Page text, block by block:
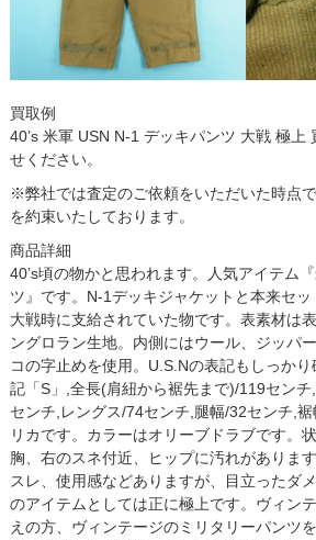
買取例
40’s 米軍 USN N-1 デッキパンツ 大戦 極上
せください。
※弊社では査定のご依頼をいただいた時点で
を約束いたしております。
商品詳細
40’s頃の物かと思われます。人気アイテム
ツ』です。N-1デッキジャケットと本来セ
大戦時に支給されていた物です。表素材は
ングロラン生地。内側にはウール、ジッパ
コの字止めを使用。U.S.Nの表記もしっか
記「S」,全長(肩紐から裾先まで)/119セン
センチ,レングス/74センチ,腿幅/32センチ,
リカです。カラーはオリーブドラブです。
胸、右のスネ付近、ヒップに汚れがありま
スレ、使用感などありますが、目立ったダ
のアイテムとしては正に極上です。ヴィン
えの方、ヴィンテージのミリタリーパンツ